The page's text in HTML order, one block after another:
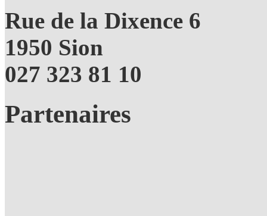
Rue de la Dixence 6
1950 Sion
027 323 81 10
Partenaires